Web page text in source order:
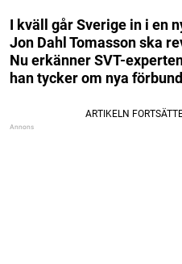
I kväll går Sverige in i en
Jon Dahl Tomasson ska
Nu erkänner SVT-
han tycker om nya